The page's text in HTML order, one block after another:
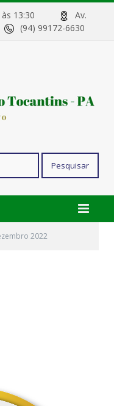
às 13:30
Av.
(94) 99172-6630
2022